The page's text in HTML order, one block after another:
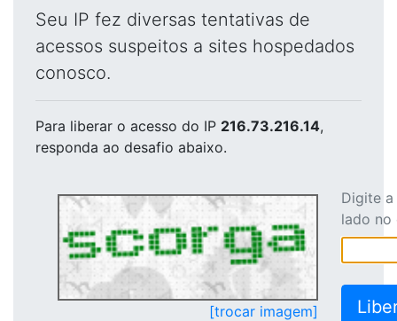
Seu IP fez diversas tentativas de
acessos suspeitos a sites hospedados
conosco.
Para liberar o acesso do IP 216.73.216.14,
responda ao desafio abaixo.
[trocar imagem]
Digite
lado no